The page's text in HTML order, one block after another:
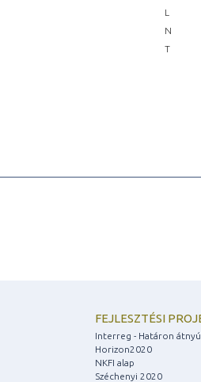
L
N
T
FEJLESZTÉSI
Interreg - Határon
Horizon2020
NKFI alap
Széchenyi 2020